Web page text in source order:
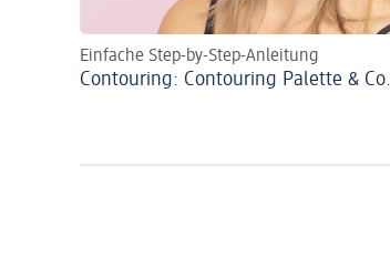
Einfache Step-by-Step-Anleitung
Contouring: Contouring Palette & Co.